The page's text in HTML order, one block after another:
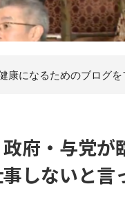
康になるためのブログを
政府・与党
しないと言